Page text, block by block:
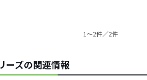
1〜2件／2件
ーズの関連情報